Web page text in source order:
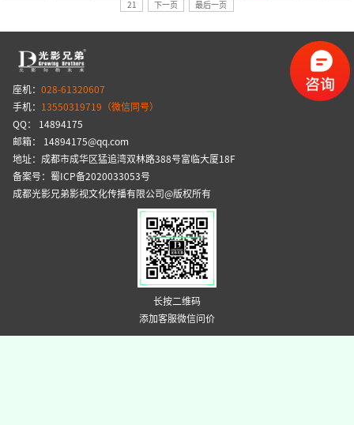
21
下一页 最后一页
座机： 028-61320607
手机： 13550319719（微信同号）
QQ： 14894175
邮箱： 14894175@qq.com
地址：成都市成华区猛追湾双林路388号富临大厦18F
备案号：蜀ICP备2020033053号
成都光影兄弟影视文化传播有限公司@版权所有
长按二维码
添加客服微信问价